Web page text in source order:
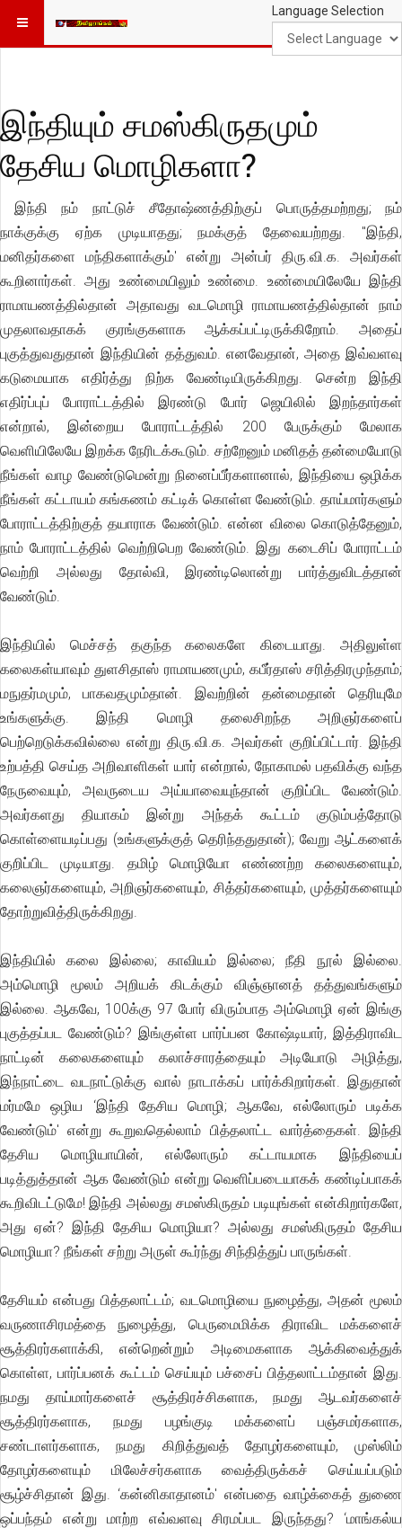
Language Selection
இந்தியும் சமஸ்கிருதமும்
தேசிய மொழிகளா?
இந்தி நம் நாட்டுச் சீதோஷ்ணத்திற்குப் பொருத்தமற்றது; நம்
நாக்குக்கு ஏற்க முடியாதது; நமக்குத் தேவையற்றது. "இந்தி,
மனிதர்களை மந்திகளாக்கும்' என்று அன்பர் திரு.வி.க. அவர்கள்
கூறினார்கள். அது உண்மையிலும் உண்மை. உண்மையிலேயே இந்தி
ராமாயணத்தில்தான் அதாவது வடமொழி ராமாயணத்தில்தான் நாம்
முதலாவதாகக் குரங்குகளாக ஆக்கப்பட்டிருக்கிறோம். அதைப்
புகுத்துவதுதான் இந்தியின் தத்துவம். எனவேதான், அதை இவ்வளவு
கடுமையாக எதிர்த்து நிற்க வேண்டியிருக்கிறது. சென்ற இந்தி
எதிர்ப்புப் போராட்டத்தில் இரண்டு போர் ஜெயிலில் இறந்தார்கள்
என்றால், இன்றைய போராட்டத்தில் 200 பேருக்கும் மேலாக
வெளியிலேயே இறக்க நேரிடக்கூடும். சற்றேனும் மனிதத் தன்மையோடு
நீங்கள் வாழ வேண்டுமென்று நினைப்பீர்களானால், இந்தியை ஒழிக்க
நீங்கள் கட்டாயம் கங்கணம் கட்டிக் கொள்ள வேண்டும். தாய்மார்களும்
போராட்டத்திற்குத் தயாராக வேண்டும். என்ன விலை கொடுத்தேனும்,
நாம் போராட்டத்தில் வெற்றிபெற வேண்டும். இது கடைசிப் போராட்டம்
வெற்றி அல்லது தோல்வி, இரண்டிலொன்று பார்த்துவிடத்தான்
வேண்டும்.
இந்தியில் மெச்சத் தகுந்த கலைகளே கிடையாது. அதிலுள்ள
கலைகள்யாவும் துளசிதாஸ் ராமாயணமும், கபீர்தாஸ் சரித்திரமுந்தாம்;
மநுதர்மமும், பாகவதமும்தான். இவற்றின் தன்மைதான் தெரியுமே
உங்களுக்கு. இந்தி மொழி தலைசிறந்த அறிஞர்களைப்
பெற்றெடுக்கவில்லை என்று திரு.வி.க. அவர்கள் குறிப்பிட்டார். இந்தி
உற்பத்தி செய்த அறிவாளிகள் யார் என்றால், நோகாமல் பதவிக்கு வந்த
நேருவையும், அவருடைய அய்யாவையுந்தான் குறிப்பிட வேண்டும்.
அவர்களது தியாகம் இன்று அந்தக் கூட்டம் குடும்பத்தோடு
கொள்ளையடிப்பது (உங்களுக்குத் தெரிந்ததுதான்); வேறு ஆட்களைக்
குறிப்பிட முடியாது. தமிழ் மொழியோ எண்ணற்ற கலைகளையும்,
கலைஞர்களையும், அறிஞர்களையும், சித்தர்களையும், முத்தர்களையும்
தோற்றுவித்திருக்கிறது.
இந்தியில் கலை இல்லை; காவியம் இல்லை; நீதி நூல் இல்லை.
அம்மொழி மூலம் அறியக் கிடக்கும் விஞ்ஞானத் தத்துவங்களும்
இல்லை. ஆகவே, 100க்கு 97 போர் விரும்பாத அம்மொழி ஏன் இங்கு
புகுத்தப்பட வேண்டும்? இங்குள்ள பார்ப்பன கோஷ்டியார், இத்திராவிட
நாட்டின் கலைகளையும் கலாச்சாரத்தையும் அடியோடு அழித்து,
இந்நாட்டை வடநாட்டுக்கு வால் நாடாக்கப் பார்க்கிறார்கள். இதுதான்
மர்மமே ஒழிய ‘இந்தி தேசிய மொழி; ஆகவே, எல்லோரும் படிக்க
வேண்டும்' என்று கூறுவதெல்லாம் பித்தலாட்ட வார்த்தைகள். இந்தி
தேசிய மொழியாயின், எல்லோரும் கட்டாயமாக இந்தியைப்
படித்துத்தான் ஆக வேண்டும் என்று வெளிப்படையாகக் கண்டிப்பாகக்
கூறிவிடட்டுமே! இந்தி அல்லது சமஸ்கிருதம் படியுங்கள் என்கிறார்களே,
அது ஏன்? இந்தி தேசிய மொழியா? அல்லது சமஸ்கிருதம் தேசிய
மொழியா? நீங்கள் சற்று அருள் கூர்ந்து சிந்தித்துப் பாருங்கள்.
தேசியம் என்பது பித்தலாட்டம்; வடமொழியை நுழைத்து, அதன் மூலம்
வருணாசிரமத்தை நுழைத்து, பெருமைமிக்க திராவிட மக்களைச்
சூத்திரர்களாக்கி, என்றென்றும் அடிமைகளாக ஆக்கிவைத்துக்
கொள்ள, பார்ப்பனக் கூட்டம் செய்யும் பச்சைப் பித்தலாட்டம்தான் இது.
நமது தாய்மார்களைச் சூத்திரச்சிகளாக, நமது ஆடவர்களைச்
சூத்திரர்களாக, நமது பழங்குடி மக்களைப் பஞ்சமர்களாக,
சண்டாளர்களாக, நமது கிறித்துவத் தோழர்களையும், முஸ்லிம்
தோழர்களையும் மிலேச்சர்களாக வைத்திருக்கச் செய்யப்படும்
சூழ்ச்சிதான் இது. ‘கன்னிகாதானம்' என்பதை வாழ்க்கைத் துணை
ஒப்பந்தம் என்று மாற்ற எவ்வளவு சிரமப்பட இருந்தது? ‘மாங்கல்ய